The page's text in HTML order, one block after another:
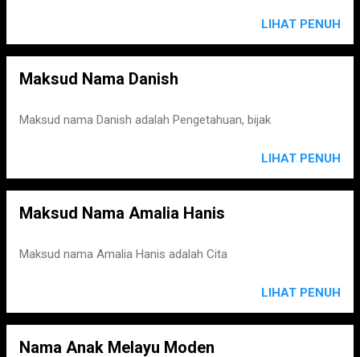
LIHAT PENUH
Maksud Nama Danish
Maksud nama Danish adalah Pengetahuan, bijak
LIHAT PENUH
Maksud Nama Amalia Hanis
Maksud nama Amalia Hanis adalah Cita
LIHAT PENUH
Nama Anak Melayu Moden